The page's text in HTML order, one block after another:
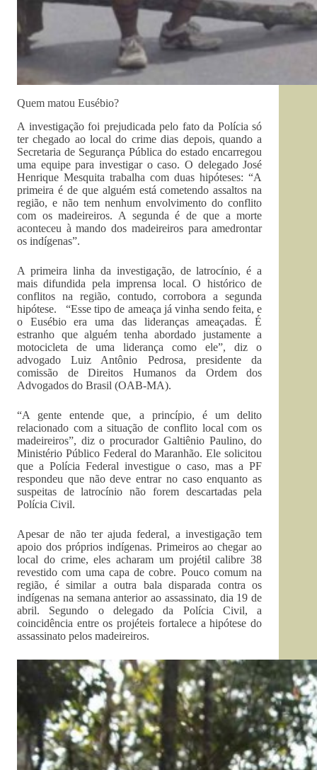
Quem matou Eusébio?
A investigação foi prejudicada pelo fato da Polícia só
ter chegado ao local do crime dias depois, quando a
Secretaria de Segurança Pública do estado encarregou
uma equipe para investigar o caso. O delegado José
Henrique Mesquita trabalha com duas hipóteses: “A
primeira é de que alguém está cometendo assaltos na
região, e não tem nenhum envolvimento do conflito
com os madeireiros. A segunda é de que a morte
aconteceu à mando dos madeireiros para amedrontar
os indígenas”.
A primeira linha da investigação, de latrocínio, é a
mais difundida pela imprensa local. O histórico de
conflitos na região, contudo, corrobora a segunda
hipótese. “Esse tipo de ameaça já vinha sendo feita, e
o Eusébio era uma das lideranças ameaçadas. É
estranho que alguém tenha abordado justamente a
motocicleta de uma liderança como ele”, diz o
advogado Luiz Antônio Pedrosa, presidente da
comissão de Direitos Humanos da Ordem dos
Advogados do Brasil (OAB-MA).
“A gente entende que, a princípio, é um delito
relacionado com a situação de conflito local com os
madeireiros”, diz o procurador Galtiênio Paulino, do
Ministério Público Federal do Maranhão. Ele solicitou
que a Polícia Federal investigue o caso, mas a PF
respondeu que não deve entrar no caso enquanto as
suspeitas de latrocínio não forem descartadas pela
Polícia Civil.
Apesar de não ter ajuda federal, a investigação tem
apoio dos próprios indígenas. Primeiros ao chegar ao
local do crime, eles acharam um projétil calibre 38
revestido com uma capa de cobre. Pouco comum na
região, é similar a outra bala disparada contra os
indígenas na semana anterior ao assassinato, dia 19 de
abril. Segundo o delegado da Polícia Civil, a
coincidência entre os projéteis fortalece a hipótese do
assassinato pelos madeireiros.